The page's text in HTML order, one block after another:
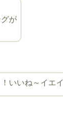
が
いいね～イエイ